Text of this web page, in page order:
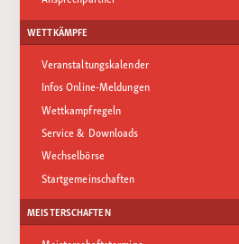
WETTKÄMPFE
Veranstaltungskalender
Infos Online-Meldungen
Wettkampfregeln
Service & Downloads
Wechselbörse
Startgemeinschaften
MEISTERSCHAFTEN